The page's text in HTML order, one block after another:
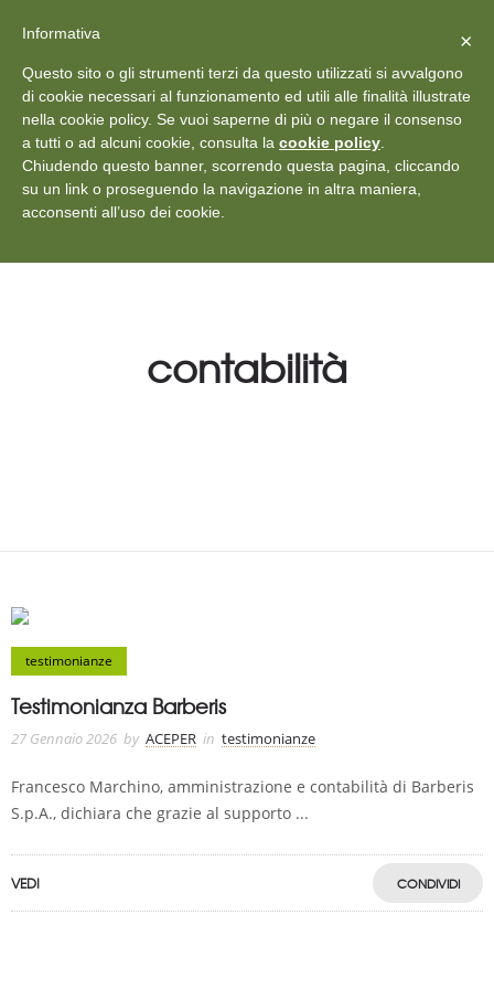
+39 011 18867102 info@aceper.it Statuto
Aceper
contabilità
testimonianze
Testimonianza Barberis
27 Gennaio 2026 by ACEPER in testimonianze
Francesco Marchino, amministrazione e contabilità di Barberis
S.p.A., dichiara che grazie al supporto ...
VEDI CONDIVIDI
Vedi: Protezione dei dati personali ×
Informativa
Questo sito o gli strumenti terzi da questo utilizzati si avvalgono
di cookie necessari al funzionamento ed utili alle finalità illustrate
nella cookie policy. Se vuoi saperne di più o negare il consenso
a tutti o ad alcuni cookie, consulta la cookie policy
Chiudendo questo banner, scorrendo questa pagina, cliccando
su un link o proseguendo la navigazione in altra maniera,
acconsenti all’uso dei cookie.